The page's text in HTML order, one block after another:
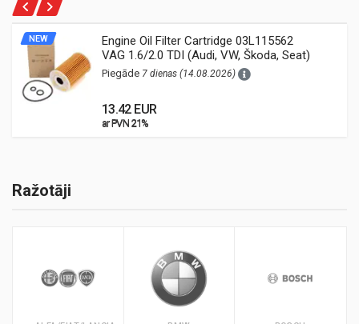
NEW
Engine Oil Filter Cartridge 03L115562
VAG 1.6/2.0 TDI (Audi, VW, Škoda, Seat)
Piegāde 7 dienas (14.08.2026)
13.42 EUR
ar PVN 21%
ar PVN 21%
Ražotāji